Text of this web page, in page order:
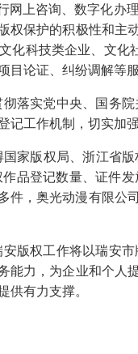
网上咨询、数字化办
权保护的积极性和主
化科技类企业、文
目论证、纠纷调解等
落实党中央、国务
记工作机制，切实加
家版权局、浙江省
作品登记数量、证件
件，奥光动漫有限
版权工作将以瑞安
能力，为企业和个
供有力支撑。